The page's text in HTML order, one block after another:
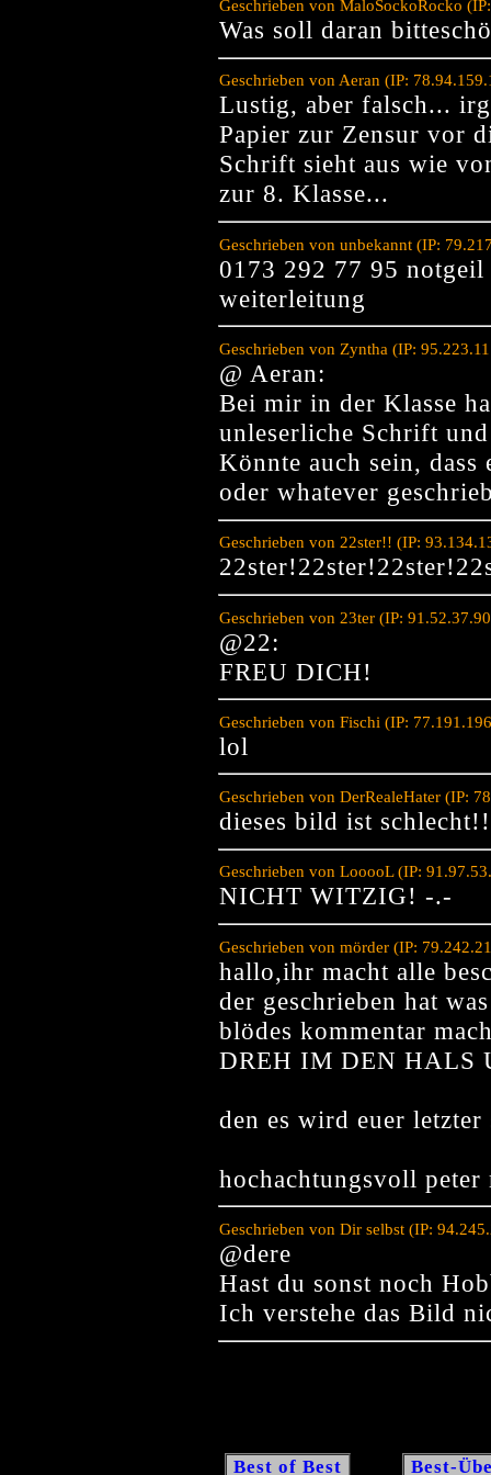
Geschrieben von MaloSockoRocko
Was soll daran
Geschrieben von Aeran (IP:
Lustig, aber falsch...
Papier zur Zensur vor
Schrift sieht aus wie
zur 8. Klasse...
Geschrieben von unbekannt (IP:
0173 292 77 95
weiterleitung
Geschrieben von Zyntha (IP:
@ Aeran:
Bei mir in der Klasse
unleserliche Schrift
Könnte auch sein,
oder whatever
Geschrieben von 22ster!! (IP:
Geschrieben von 23ter (IP:
@22:
FREU DICH!
Geschrieben von Fischi (IP:
lol
Geschrieben von DerRealeHater (IP:
dieses bild ist
Geschrieben von LooooL (IP:
NICHT WITZIG! -.-
Geschrieben von mörder (IP:
hallo,ihr macht alle
der geschrieben hat
blödes kommentar
DREH IM DEN HALS
den es wird euer letzter
hochachtungsvoll peter
Geschrieben von Dir selbst (IP:
@dere
Hast du sonst noch
Ich verstehe das Bild
Best of Best Best-